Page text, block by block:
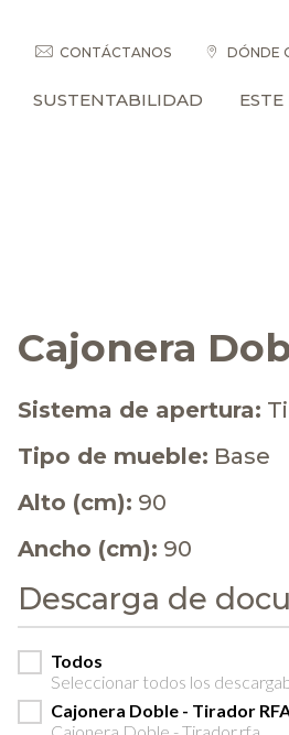
CONTÁCTANOS DÓNDE
SUSTENTABILIDAD ESTE
Cajonera
Sistema de apertura:
Tipo de mueble: Base
Alto (cm): 90
Ancho (cm): 90
Descarga de
Todos
Seleccionar todos los
Cajonera Doble - Tirador